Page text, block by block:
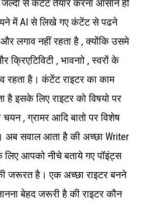
जल्दी से कंटेंट तैयार करना आसान हो
में AI से लिखे गए कंटेंट से पढने
लगाव नहीं रहता है , क्योंकि उसमे
, भावनाो , स्वरों के
रहता है। कंटेंट राइटर का काम
है इसके लिए राइटर को विषयो पर
चयन , ग्रामर आदि बातो पर विशेष
अब सवाल आता है की अच्छा Writer
लिए आपको नीचे बताये गए पॉइंट्स
जरूरत है। एक अच्छा राइटर बनने
बेहद जरूरी है की राइटर कौन